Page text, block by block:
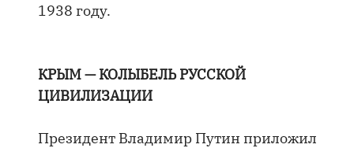
1938 году.
КРЫМ — КОЛЫБЕЛЬ РУССКОЙ
ЦИВИЛИЗАЦИИ
Президент Владимир Путин приложил